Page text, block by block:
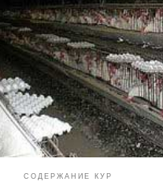
высококачественных яиц с
и средств на единицу
используют гибридных
петухов. При содержании кур-
батареях легче создать
(температуру, влажность,
ветеринарно-санитарную
трудоемкие процессы,
СОДЕРЖАНИЕ КУР